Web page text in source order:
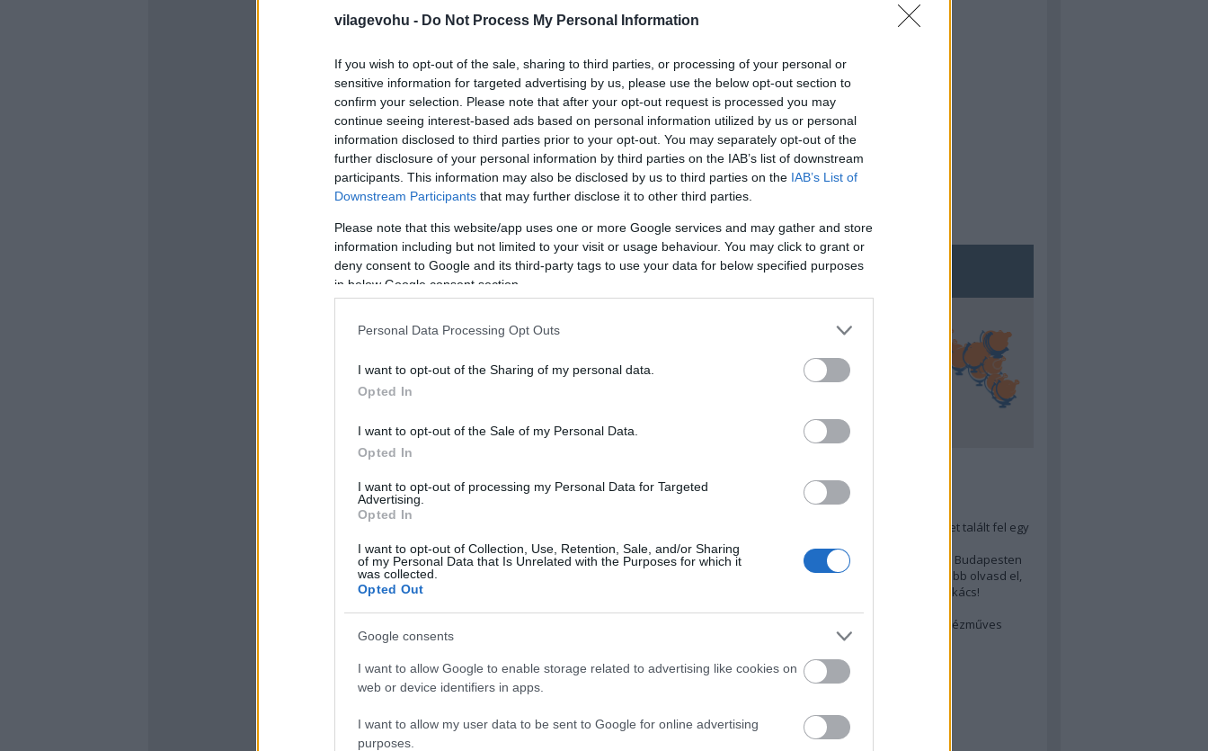
vilagevohu - Do Not Process My Personal Information
If you wish to opt-out of the sale, sharing to third parties, or processing of your personal or
sensitive information for targeted advertising by us, please use the below opt-out section to
confirm your selection. Please note that after your opt-out request is processed you may
continue seeing interest-based ads based on personal information utilized by us or personal
information disclosed to third parties prior to your opt-out. You may separately opt-out of the
further disclosure of your personal information by third parties on the IAB’s list of downstream
participants. This information may also be disclosed by us to third parties on the IAB’s List of
Downstream Participants that may further disclose it to other third parties.
Please note that this website/app uses one or more Google services and may gather and store
information including but not limited to your visit or usage behaviour. You may click to grant or
deny consent to Google and its third-party tags to use your data for below specified purposes
in below Google consent section.
Personal Data Processing Opt Outs
I want to opt-out of the Sharing of my personal data.
Opted In
I want to opt-out of the Sale of my Personal Data.
Opted In
I want to opt-out of processing my Personal Data for Targeted
Advertising.
Opted In
I want to opt-out of Collection, Use, Retention, Sale, and/or Sharing
of my Personal Data that Is Unrelated with the Purposes for which it
was collected.
Opted Out
Google consents
I want to allow Google to enable storage related to advertising like cookies on
web or device identifiers in apps.
I want to allow my user data to be sent to Google for online advertising
purposes.
TOP5
Annyira menő Budapest-térképet talált fel egy
A 10 legjobb (elérhető árú) ebéd Budapesten
Szakács akarsz lenni? Akkor előbb olvasd el,
mit gondol erről egy magyar szakács!
Budapest rejtett kincsei: orosz kézműves
afrikai konyha